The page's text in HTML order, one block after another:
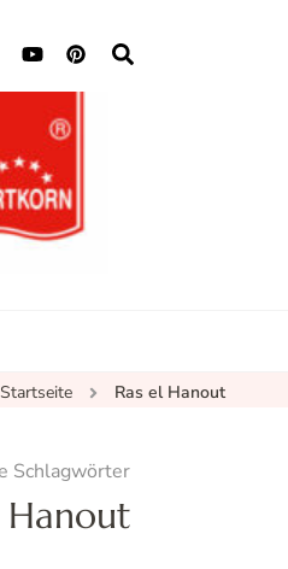
Ras el Hanout
Schlagwörter
Hanout